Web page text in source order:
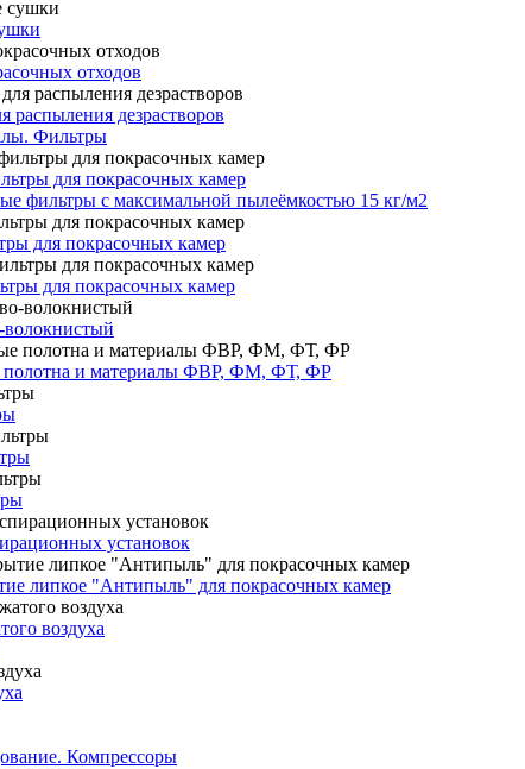
отходов
распыления дезрастворов
Фильтры
для покрасочных камер
фильтры с максимальной пылеёмкостью 15 кг/м2
для покрасочных камер
для покрасочных камер
волокнистый
полотна и материалы ФВР, ФМ, ФТ, ФР
установок
липкое "Антипыль" для покрасочных камер
воздуха
Компрессоры